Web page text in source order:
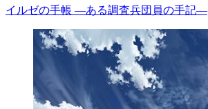
イルゼの手帳 ―ある調査兵団員の手記―